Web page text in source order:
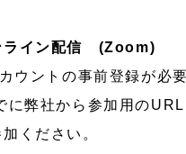
イン配信
(Zoom)
ウントの事前登録が必要
弊社から参加用の
ください。